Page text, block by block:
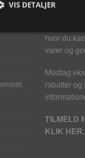
hvor du
varer og
Modtag
rabatter og
TILMELD
KLIK HER.
VIS DETALJER